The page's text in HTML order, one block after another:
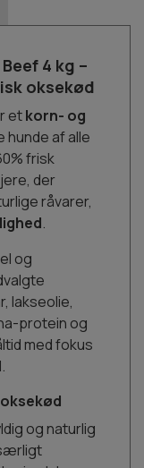
4 kg –
oksekød
etkorn- og
hunde af alle
frisk
der
råvarer,
.
og
lakseolie,
protein og
med fokus
og naturlig